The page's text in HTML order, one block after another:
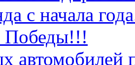
с начала
автомобилей